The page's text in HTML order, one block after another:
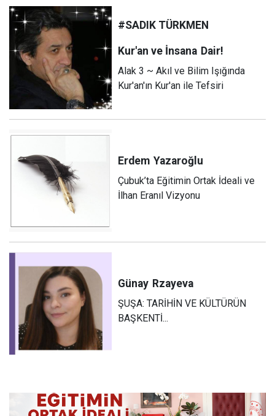
#SADIK TÜRKMEN
Kur'an ve İnsana Dair!
Alak 3 ~ Akıl ve Bilim Işığında
Kur'an'ın Kur'an ile Tefsiri
Erdem Yazaroğlu
Çubuk’ta Eğitimin Ortak İdeali ve
İlhan Eranıl Vizyonu
Günay Rzayeva
ŞUŞA: TARİHİN VE KÜLTÜRÜN
BAŞKENTİ...